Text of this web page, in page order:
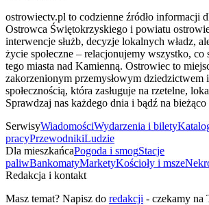
ostrowiectv.pl to codzienne źródło informacji
Ostrowca Świętokrzyskiego i powiatu
interwencje służb, decyzje lokalnych władz,
życie społeczne – relacjonujemy wszystko, co
tego miasta nad Kamienną. Ostrowiec to
zakorzenionym przemysłowym dziedzictwem
społecznością, która zasługuje na rzetelne,
Sprawdzaj nas każdego dnia i bądź na
SerwisyWiadomościWydarzenia i bilety
pracyPrzewodnikiLudzie
Dla mieszkańcaPogoda i smogStacje
paliwBankomatyMarketyKościoły i msze
Redakcja i kontakt
Masz temat? Napisz do redakcji - czekamy na